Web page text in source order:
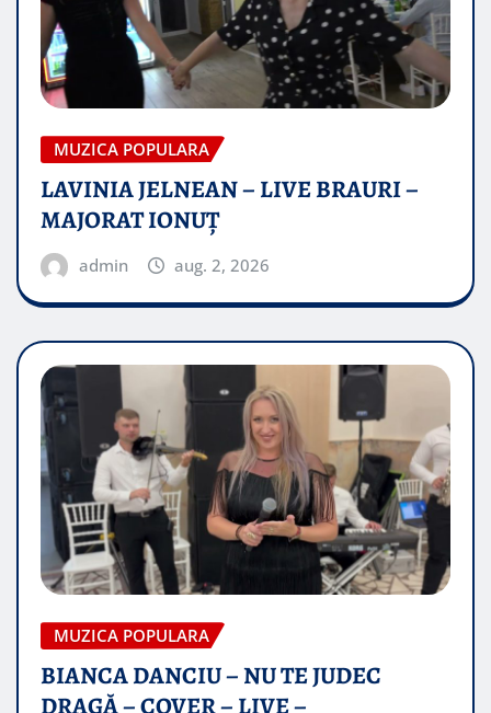
MUZICA POPULARA
LAVINIA JELNEAN – LIVE BRAURI –
MAJORAT IONUŢ
admin aug. 2, 2026
MUZICA POPULARA
BIANCA DANCIU – NU TE JUDEC
DRAGĂ – COVER – LIVE –